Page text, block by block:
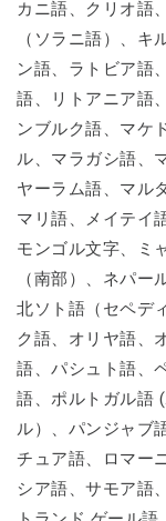
カニ語、クリオ語
（ソラニ語）、
ン語、ラトビア語
語、リトアニア語
ンブルク語、マケ
ル、マラガシ語、
ヤーラム語、マル
マリ語、メイテイ
モンゴル文字、ミ
（南部）、ネパー
北ソト語（セペデ
ク語、オリヤ語、
語、パシュト語、
語、ポルトガル語
ル）、パンジャブ
チュア語、ロマー
シア語、サモア語